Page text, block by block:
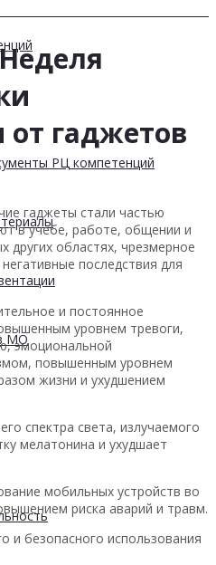
РЦ компетенций
МО
от гаджетов
гаджеты стали частью
в учебе, работе, общении и
других областях, чрезмерное
последствия для
и постоянное
уровнем тревоги,
эмоциональной
повышенным уровнем
жизни и ухудшением
спектра света, излучаемого
мелатонина и ухудшает
мобильных устройств во
риска аварий и травм.
и безопасного использования